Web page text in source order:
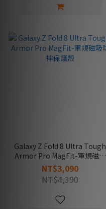
Galaxy Z Fold 8 Ultra Tough
Armor Pro MagFit-軍規磁吸
防摔保護殼
NT$3,090
NT$4,390